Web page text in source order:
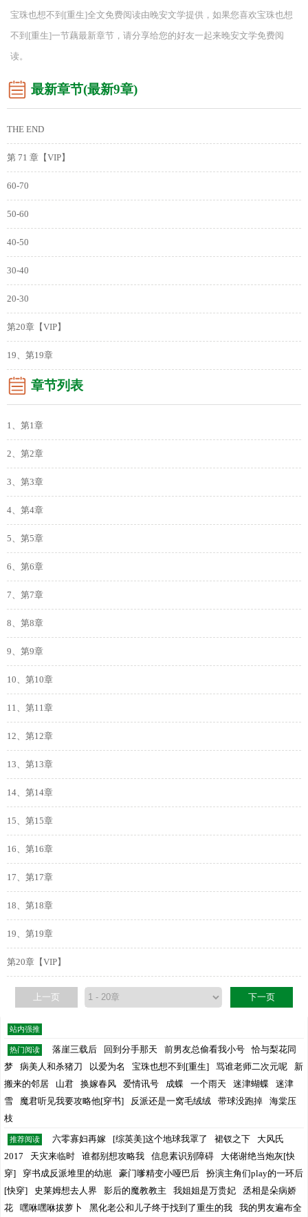
宝珠也想不到[重生]全文免费阅读由晚安文学提供，如果您喜欢宝珠也想
不到[重生]一节藕最新章节，请分享给您的好友一起来晚安文学免费阅
读。
最新章节(最新9章)
THE END
第 71 章【VIP】
60-70
50-60
40-50
30-40
20-30
第20章【VIP】
19、第19章
章节列表
1、第1章
2、第2章
3、第3章
4、第4章
5、第5章
6、第6章
7、第7章
8、第8章
9、第9章
10、第10章
11、第11章
12、第12章
13、第13章
14、第14章
15、第15章
16、第16章
17、第17章
18、第18章
19、第19章
第20章【VIP】
上一页 下一页
站内强推
热门阅读 落崖三载后 回到分手那天 前男友总偷看我小号
恰与梨花同
梦
病美人和杀猪刀 以爱为名 宝珠也想不到[重生] 骂谁老师二次元呢
新
搬来的邻居
山君 换嫁春风 爱情讯号 成蝶 一个雨天 迷津蝴蝶
迷津
雪
魔君听见我要攻略他[穿书] 反派还是一窝毛绒绒 带球没跑掉
海棠压
枝
推荐阅读 六零寡妇再嫁 [综英美]这个地球我罩了 裙钗之下
大风氏
2017
天灾来临时 谁都别想攻略我 信息素识别障碍
大佬谢绝当炮灰[快
穿]
穿书成反派堆里的幼崽 豪门嗲精变小哑巴后
扮演主角们play的一环后
[快穿]
史莱姆想去人界 影后的魔教教主 我姐姐是万贵妃
丞相是朵病娇
花
嘿咻嘿咻拔萝卜 黑化老公和儿子终于找到了重生的我 我的男友遍布全